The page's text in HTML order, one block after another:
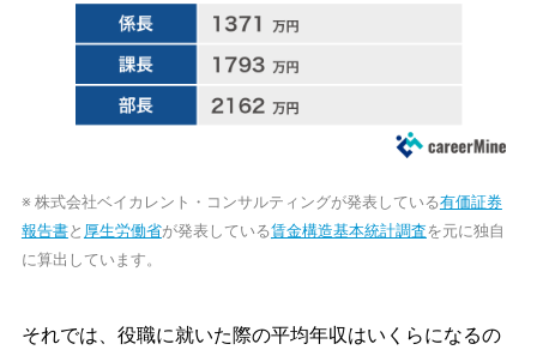
※ 株式会社ベイカレント・コンサルティングが発表している有価証券
報告書と 厚生労働省が発表している賃金構造基本統計調査を元に独自
に算出しています。
それでは、役職に就いた際の平均年収はいくらになるの